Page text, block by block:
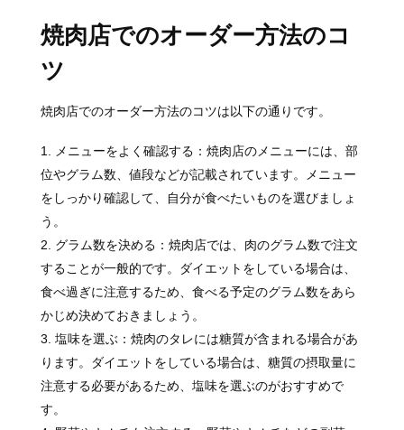
焼肉店でのオーダー方法のコ
ツ
焼肉店でのオーダー方法のコツは以下の通りです。
メニューをよく確認する：焼肉店のメニューには、部
位やグラム数、値段などが記載されています。メニュー
をしっかり確認して、自分が食べたいものを選びましょ
う。
グラム数を決める：焼肉店では、肉のグラム数で注文
することが一般的です。ダイエットをしている場合は、
食べ過ぎに注意するため、食べる予定のグラム数をあら
かじめ決めておきましょう。
塩味を選ぶ：焼肉のタレには糖質が含まれる場合があ
ります。ダイエットをしている場合は、糖質の摂取量に
注意する必要があるため、塩味を選ぶのがおすすめで
す。